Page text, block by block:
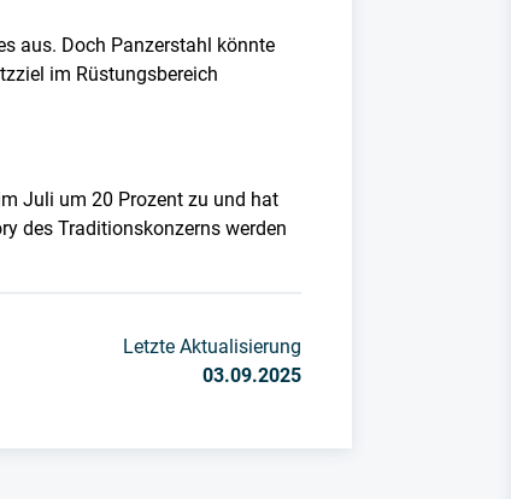
aus. Doch Panzerstahl könnte
im Rüstungsbereich
Juli um 20 Prozent zu und hat
des Traditionskonzerns werden
Letzte Aktualisierung
03.09.2025